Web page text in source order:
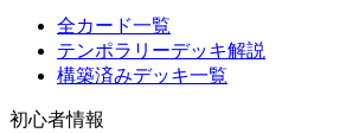
全カード一覧
テンポラリーデッキ解説
構築済みデッキ一覧
初心者情報